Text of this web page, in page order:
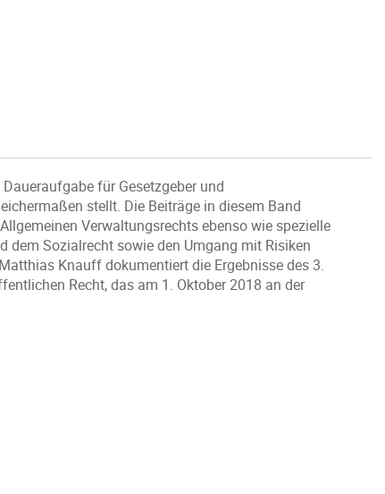
für Gesetzgeber und
stellt. Die Beiträge in diesem Band
Verwaltungsrechts ebenso wie spezielle
Sozialrecht sowie den Umgang mit Risiken
Knauff dokumentiert die Ergebnisse des 3.
Recht, das am 1. Oktober 2018 an der